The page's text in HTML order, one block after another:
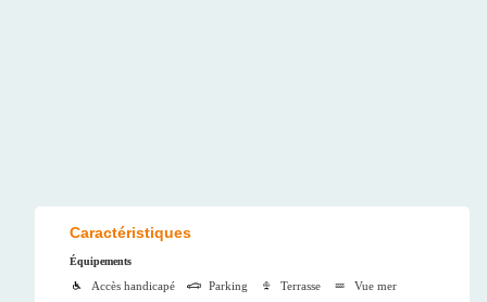
Caractéristiques
Équipements
Accès handicapé Parking Terrasse Vue mer